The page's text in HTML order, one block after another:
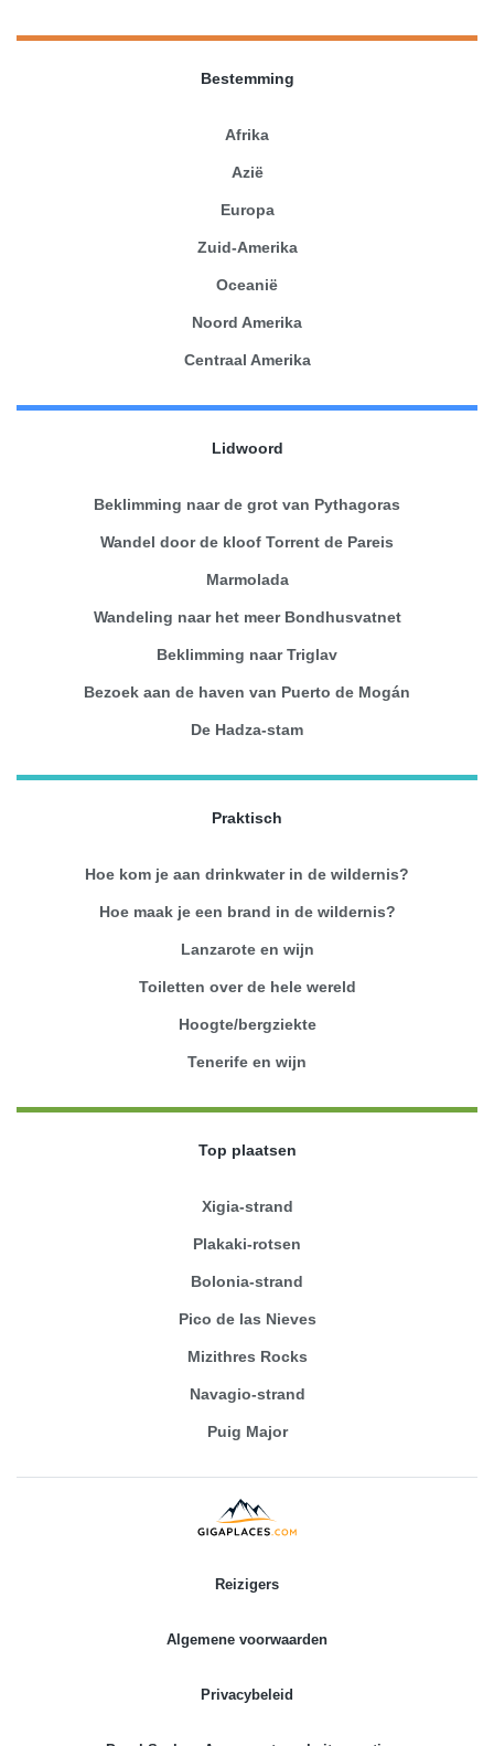
Bestemming
Afrika
Azië
Europa
Zuid-Amerika
Oceanië
Noord Amerika
Centraal Amerika
Lidwoord
Beklimming naar de grot van Pythagoras
Wandel door de kloof Torrent de Pareis
Marmolada
Wandeling naar het meer Bondhusvatnet
Beklimming naar Triglav
Bezoek aan de haven van Puerto de Mogán
De Hadza-stam
Praktisch
Hoe kom je aan drinkwater in de wildernis?
Hoe maak je een brand in de wildernis?
Lanzarote en wijn
Toiletten over de hele wereld
Hoogte/bergziekte
Tenerife en wijn
Top plaatsen
Xigia-strand
Plakaki-rotsen
Bolonia-strand
Pico de las Nieves
Mizithres Rocks
Navagio-strand
Puig Major
Reizigers
Algemene voorwaarden
Privacybeleid